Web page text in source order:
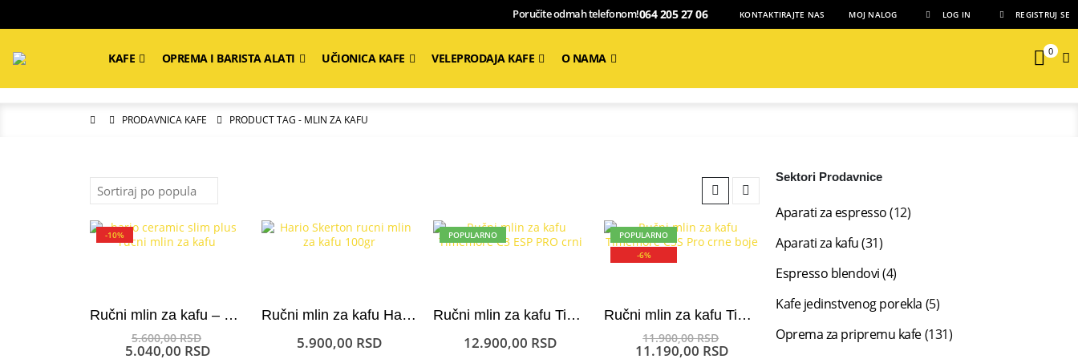
Poručite odmah telefonom!064 205 27 06 KONTAKTIRAJTE NAS MOJ NALOG LOG IN REGISTRUJ SE
KAFE OPREMA I BARISTA ALATI UČIONICA KAFE VELEPRODAJA KAFE O NAMA 0
PRODAVNICA KAFE PRODUCT TAG - MLIN ZA KAFU
-10%
Ručni mlin za kafu – Hario Ceramic Slim+ 24 gr
5.600,00RSD
cena
5.040,00 RSDTrenutna
Ručni mlin za kafu Hario Skerton Plus 100 gr
5.900,00 RSD
POPULARNO
Ručni mlin za kafu Timemore Chestnut C3 ESP Pro
12.900,00 RSD
POPULARNO
-6%
Ručni mlin za kafu Timemore Chestnut C3S Pro
11.900,00RSD Originalna
cena
11.190,00 RSDTrenutna
Sektori Prodavnice
Aparati za espresso (12)
Aparati za kafu(31)
Espresso blendovi(4)
Kafe jedinstvenog porekla (5)
Oprema za pripremu kafe(131)